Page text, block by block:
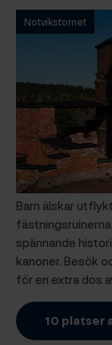
Notvikstornet
Barn älskar
spännande
kanoner. Besök
för en extra dos
10 platser